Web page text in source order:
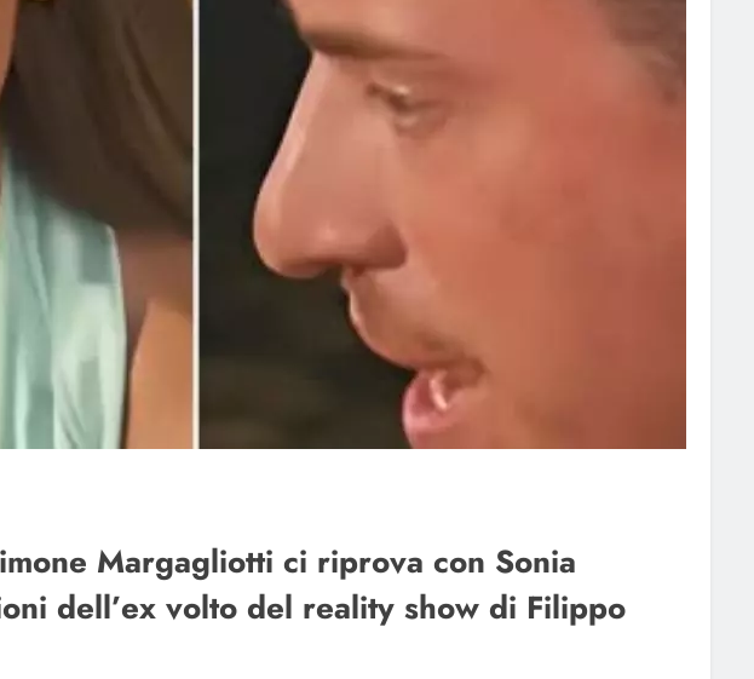
Margagliotti ci riprova con Sonia
dell’ex volto del reality show di Filippo